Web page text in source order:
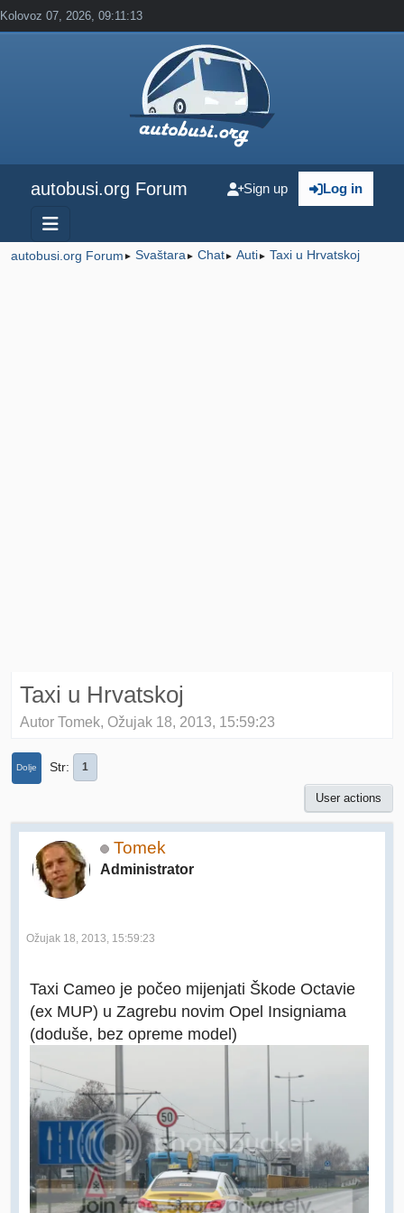
Kolovoz 07, 2026, 09:11:13
autobusi.org Forum Log in
Sign up
autobusi.org Forum ► Svaštara ► Chat► Auti► Taxi u Hrvatskoj
Taxi u Hrvatskoj
Autor Tomek, Ožujak 18, 2013, 15:59:23
Dolje Str 1
User actions
Tomek
Administrator
Ožujak 18, 2013, 15:59:23
Taxi Cameo je počeo mijenjati Škode Octavie
(ex MUP) u Zagrebu novim Opel Insigniama
(doduše, bez opreme model)